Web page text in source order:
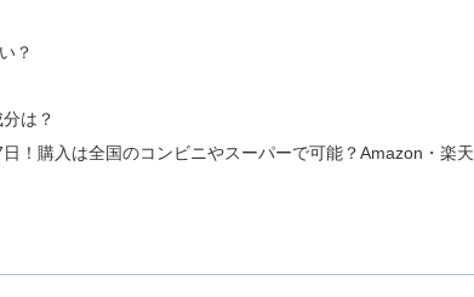
？
は？
！購入は全国のコンビニやスーパーで可能？Amazon・楽天